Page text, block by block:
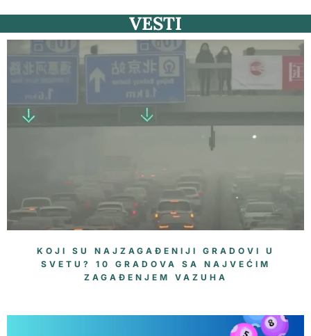
VESTI
KOJI SU NAJZAGAĐENIJI GRADOVI U
SVETU? 10 GRADOVA SA NAJVEĆIM
ZAGAĐENJEM VAZUHA